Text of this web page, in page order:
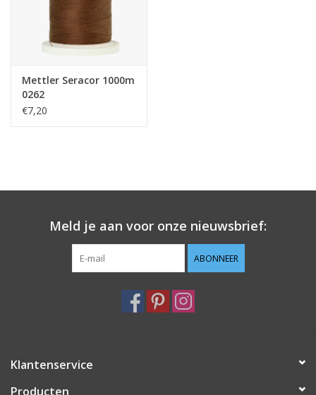
Mettler Seracor 1000m
0262
€7,20
Meld je aan voor onze nieuwsbrief:
ABONNEER
Klantenservice
Producten